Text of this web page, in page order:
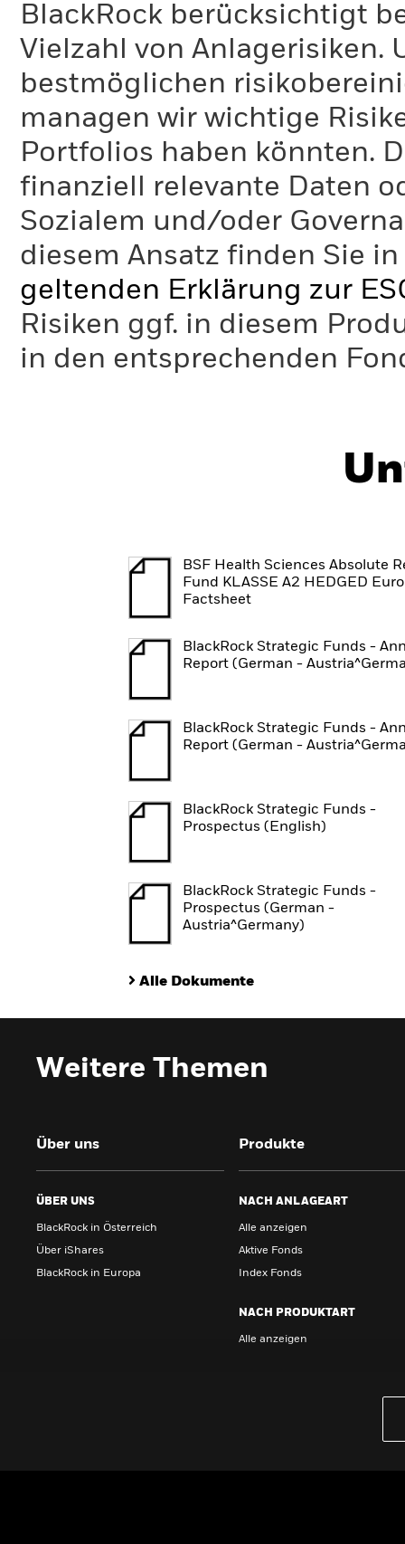
BlackRock berücksichtigt
Vielzahl von Anlagerisiken.
bestmöglichen
managen wir wichtige
Portfolios haben könnten.
finanziell relevante Daten
Sozialem und/oder
diesem Ansatz finden Sie
geltenden Erklärung zur
Risiken ggf. in diesem
in den entsprechenden
BSF Health Sciences Absolute
Fund KLASSE A2 HEDGED Euro
Factsheet
BlackRock Strategic Funds -
Report (German -
BlackRock Strategic Funds -
Report (German -
BlackRock Strategic Funds -
Prospectus (English)
BlackRock Strategic Funds -
Prospectus (German -
Austria^Germany)
Alle Dokumente
Weitere Themen
Über uns
ÜBER UNS
BlackRock in Österreich
Über iShares
BlackRock in Europa
Produkte
NACH ANLAGEART
Alle anzeigen
Aktive Fonds
Index Fonds
NACH PRODUKTART
Alle anzeigen